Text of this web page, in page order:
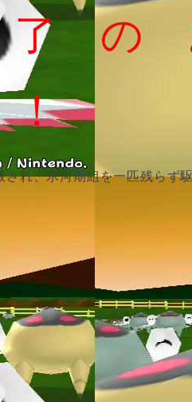
の
！
れ、氷河期組を一匹残らず